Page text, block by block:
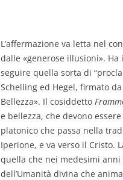
L’affermazione va letta nel
dalle «generose illusioni».
seguire quella sorta di
Schelling ed Hegel, firmato
Bellezza». Il cosiddetto
e bellezza, che devono
platonico che passa nella
Iperione, e va verso il Cristo.
quella che nei medesimi
dell’Umanità divina che